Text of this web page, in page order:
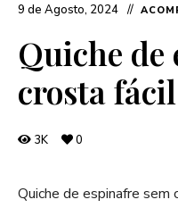
9 de Agosto, 2024
Quiche de
crosta fácil
3K 0
Quiche de espinafre sem